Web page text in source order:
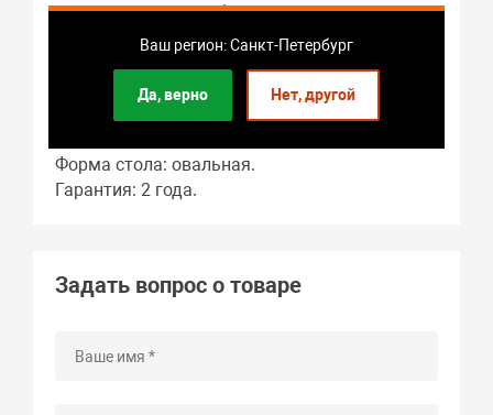
Ваш регион: Санкт-Петербург
Да, верно Нет, другой
Подстолье: массив бука.
Гостиная – это основное предназначение
Длина стола в разложенном виде: 2000 мм.
В собранном виде длина стола составляет:
Форма стола: овальная.
Гарантия: 2 года.
Задать вопрос о товаре